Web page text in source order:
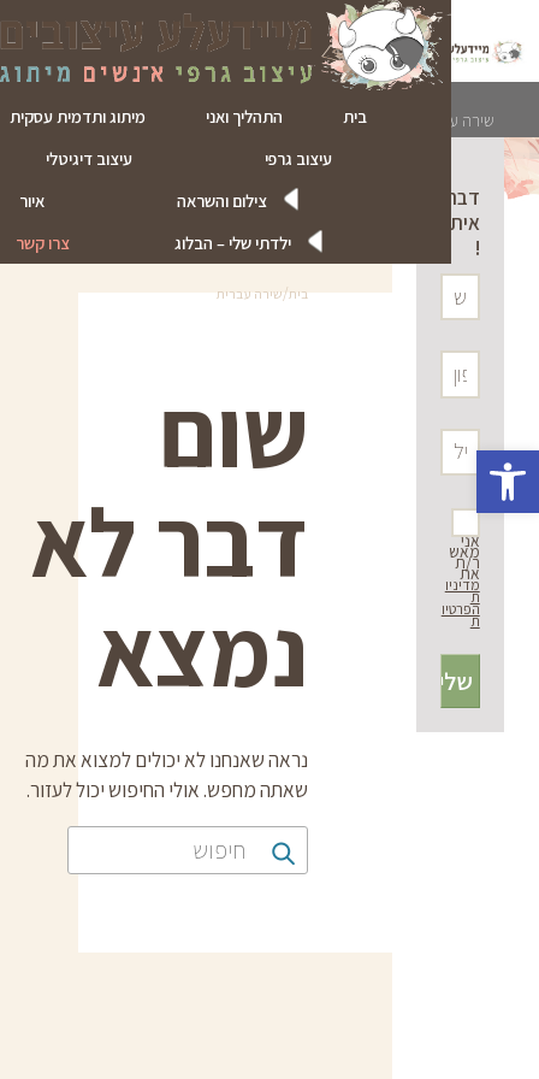
פתח סרגל נגישות
בית
התהליך ואני
מיתוג ותדמית עסקית
עיצוב גרפי
עיצוב דיגיטלי
צילום והשראה
איור
ילדתי שלי – הבלוג
צרו קשר
שירה עברית
דברו
איתי
!
אני
מאש
ר/ת
את
מדיניו
ת
הפרטיו
ת
בית/שירה עברית
שום
דבר לא
נמצא
נראה שאנחנו לא יכולים למצוא את מה
שאתה מחפש. אולי החיפוש יכול לעזור.
חיפוש